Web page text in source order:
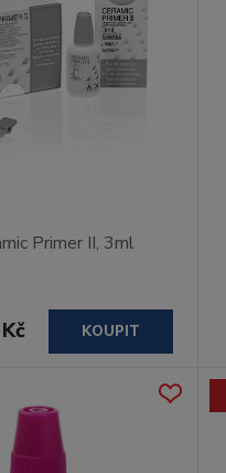
Primer II, 3ml
KOUPIT